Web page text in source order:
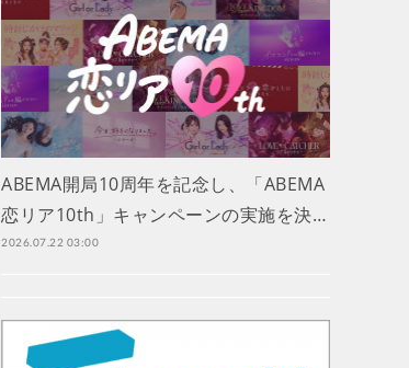
ABEMA開局10周年を記念し、「ABEMA
恋リア10th」キャンペーンの実施を決…
2026.07.22 03:00